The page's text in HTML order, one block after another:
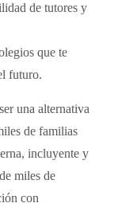
de tutores y
que te
futuro.
una alternativa
de familias
incluyente y
miles de
con